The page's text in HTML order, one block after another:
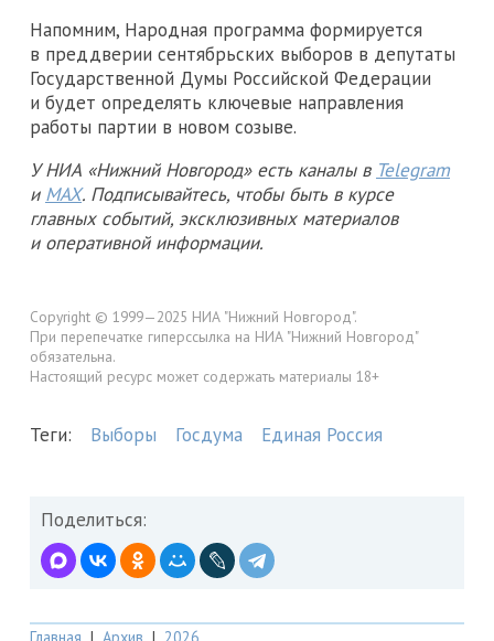
Напомним, Народная программа формируется
в преддверии сентябрьских выборов в депутаты
Государственной Думы Российской Федерации
и будет определять ключевые направления
работы партии в новом созыве.
У НИА «Нижний Новгород» есть каналы в Telegram
и MAX. Подписывайтесь, чтобы быть в курсе
главных событий, эксклюзивных материалов
и оперативной информации.
Copyright © 1999—2025 НИА "Нижний Новгород".
При перепечатке гиперссылка на НИА "Нижний Новгород"
обязательна.
Настоящий ресурс может содержать материалы 18+
Теги: Выборы Госдума Единая Россия
Поделиться: